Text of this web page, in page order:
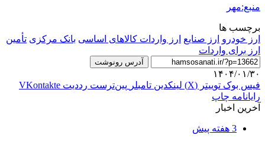
منبع:مهر
برچسب ها
ارز خودرو ارز صنایع ارز واردات کالاهای اساسی بانک مرکزی تأمین
ارز برای واردات
آدرس رونوشت
۱۴۰۴/۰۱/۳۰
فیس بوک توییتر (X) لینکدین ‫تامبلر ‫پین‌ترست ‫رددیت ‫VKontakte
رایانامه چاپ
آخرین اخبار
3 هفته پیش